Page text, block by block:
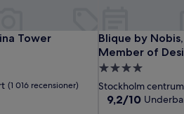
Tower
Tower
(1 016 recensioner)
Blique by
Member of
Blique by
4.0-
stjärnigt
boende
Stockholm centrum
9.2
9,2/10